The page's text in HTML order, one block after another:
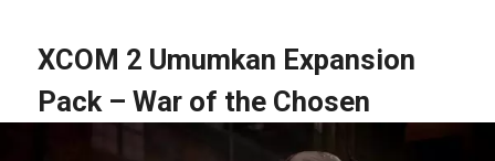
XCOM 2 Umumkan Expansion
Pack – War of the Chosen